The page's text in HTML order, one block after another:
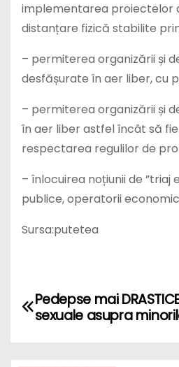
implementarea proiectelor
distanțare fizică stabilite
– permiterea organizării și
desfășurate în aer liber, cu
– permiterea organizării și
în aer liber astfel încât să
respectarea regulilor de
– înlocuirea noțiunii de
publice, operatorii
Sursa:putetea
PPedepse mai
sexuale asupra